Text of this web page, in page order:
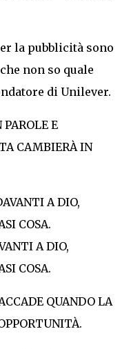
la pubblicità sono
non so quale
di Unilever.
PAROLE E
CAMBIERÀ IN
A DIO,
COSA.
QUANDO LA